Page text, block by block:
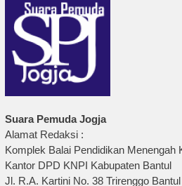
Suara Pemuda Jogja
Alamat Redaksi :
Komplek Balai Pendidikan Menengah
Kantor DPD KNPI Kabupaten Bantul
Jl. R.A. Kartini No. 38 Trirenggo Bantul